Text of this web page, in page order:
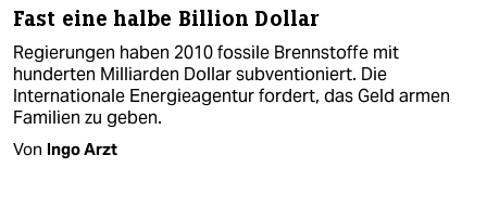
Fast eine halbe Billion Dollar
Regierungen haben 2010 fossile Brennstoffe mit
hunderten Milliarden Dollar subventioniert. Die
Internationale Energieagentur fordert, das Geld armen
Familien zu geben.
Von Ingo Arzt